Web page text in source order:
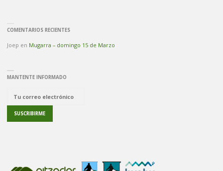
COMENTARIOS RECIENTES
Joep en Mugarra – domingo 15 de Marzo
MANTENTE INFORMADO